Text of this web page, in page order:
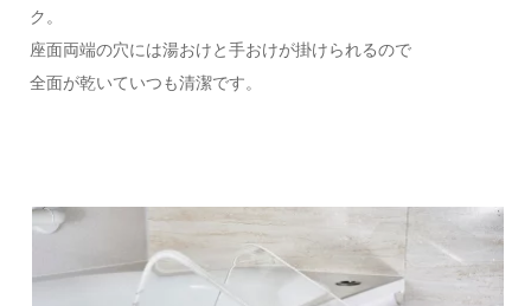
ク。
座面両端の穴には湯おけと手おけが掛けられるので
全面が乾いていつも清潔です。